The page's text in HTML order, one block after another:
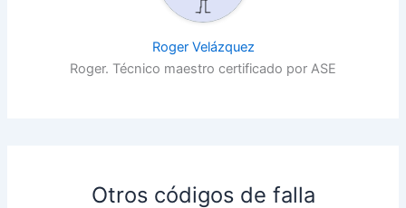
Roger Velázquez
Roger. Técnico maestro certificado por ASE
Otros códigos de falla